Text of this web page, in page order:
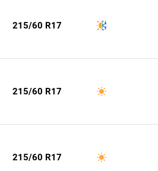
215/60 R17
215/60 R17
215/60 R17